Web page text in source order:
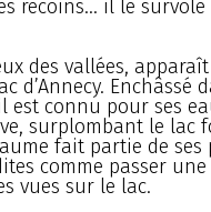
recoins... il le
des vallées,
d’Annecy. Enchâssé
est connu pour ses
surplombant le lac
fait partie de ses
comme passer
vues sur le lac.